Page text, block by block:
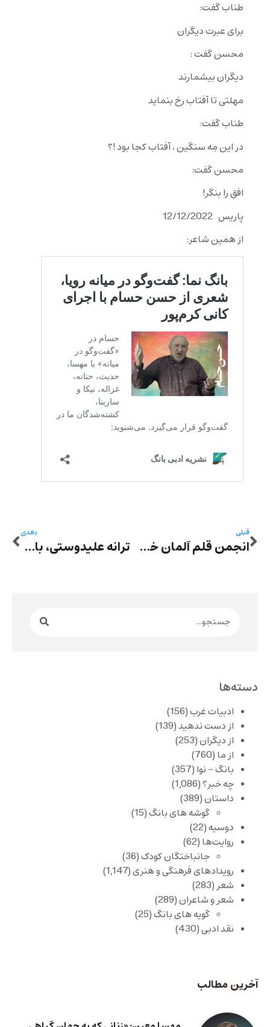
طناب گفت:
برای عبرت دیگران
محسن گفت :
دیگران بیشمارند
مهلتی تا آفتاب رخ بنماید
طناب گفت:
در این مِه سنگین ، آفتاب کجا بود !؟
محسن گفت:
افق را بنگر!
پاریس 12/12/2022
از همین شاعر:
قبلی
انجمن قلم آلمان خواستار پایان دادن به سرکوب‌ معترضان شد
بعدی
ترانه علیدوستی، بازیگر سرشناس بازداشت شد
دسته‌ها
ادبیات غرب(156)
از دست ندهید(139)
از دیگران(253)
از ما (760)
بانگ – نوا (357)
چه خبر؟(1,086)
داستان(389)
گوشه های بانگ(15)
دوسیه(22)
روایت‌ها (62)
جانباختگان کودک(36)
رویدادهای فرهنگی و هنری(1,147)
شعر(283)
شعر و شاعران(289)
گویه های بانگ(25)
نقد ادبی(430)
آخرین مطالب